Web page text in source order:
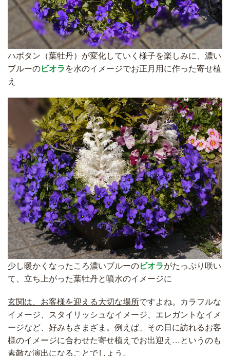
ハボタン（葉牡丹）が変化していく様子を楽しみに、濃い
ブルーのビオラを水のイメージでお正月用に作った寄せ植
え
少し暖かくなったころ濃いブルーのビオラがたっぷり咲い
て、立ち上がった葉牡丹と噴水のイメージに
玄関は、お客様を迎える大切な場所ですよね。カラフルな
イメージ、スタイリッシュなイメージ、エレガントなイメ
ージなど、好みもさまざま。例えば、その日に訪れるお客
様のイメージに合わせた寄せ植えでお出迎え…というのも
素敵な演出になることでしょう。